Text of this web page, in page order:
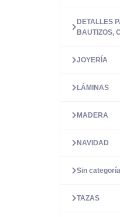
DETALLES
BAUTIZOS,
JOYERÍA
LÁMINAS
MADERA
NAVIDAD
Sin categoría
TAZAS